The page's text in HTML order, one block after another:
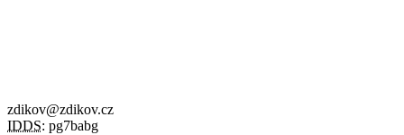
zdikov@zdikov.cz
IDDS: pg7babg